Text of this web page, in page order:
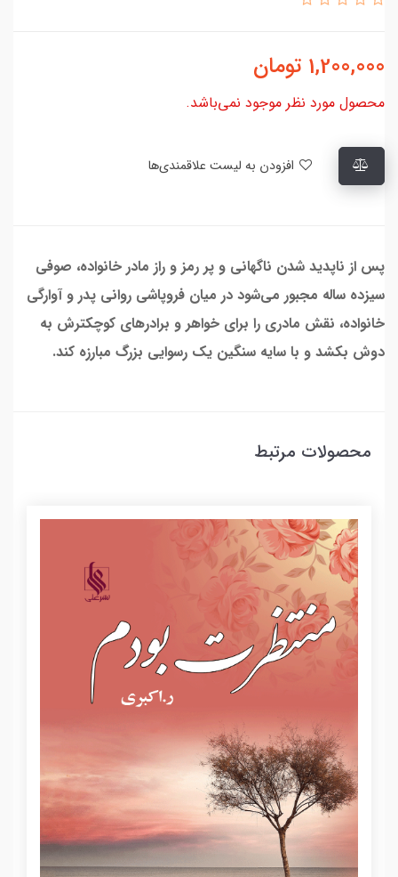
1,200,000 تومان
محصول مورد نظر موجود نمی‌باشد.
پس از ناپدید شدن ناگهانی و پر رمز و راز مادر خانواده، صوفی
سیزده ساله مجبور می‌شود در میان فروپاشی روانی پدر و آوارگی
خانواده، نقش مادری را برای خواهر و برادرهای کوچکترش به
دوش بکشد و با سایه سنگین یک رسوایی بزرگ مبارزه کند.
محصولات مرتبط